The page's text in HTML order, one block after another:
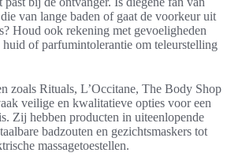
van lange baden of gaat de voorkeur uit
Houd ook rekening met gevoeligheden
huid of parfumintolerantie om teleurstelling
zoals Rituals, L’Occitane, The Body Shop
veilige en kwalitatieve opties voor een
Zij hebben producten in uiteenlopende
badzouten en gezichtsmaskers tot
massagetoestellen.